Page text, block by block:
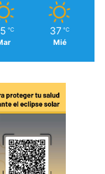
℃ 37 ℃
Mié